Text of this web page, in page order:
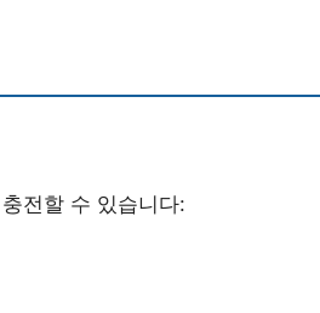
전할 수 있습니다: